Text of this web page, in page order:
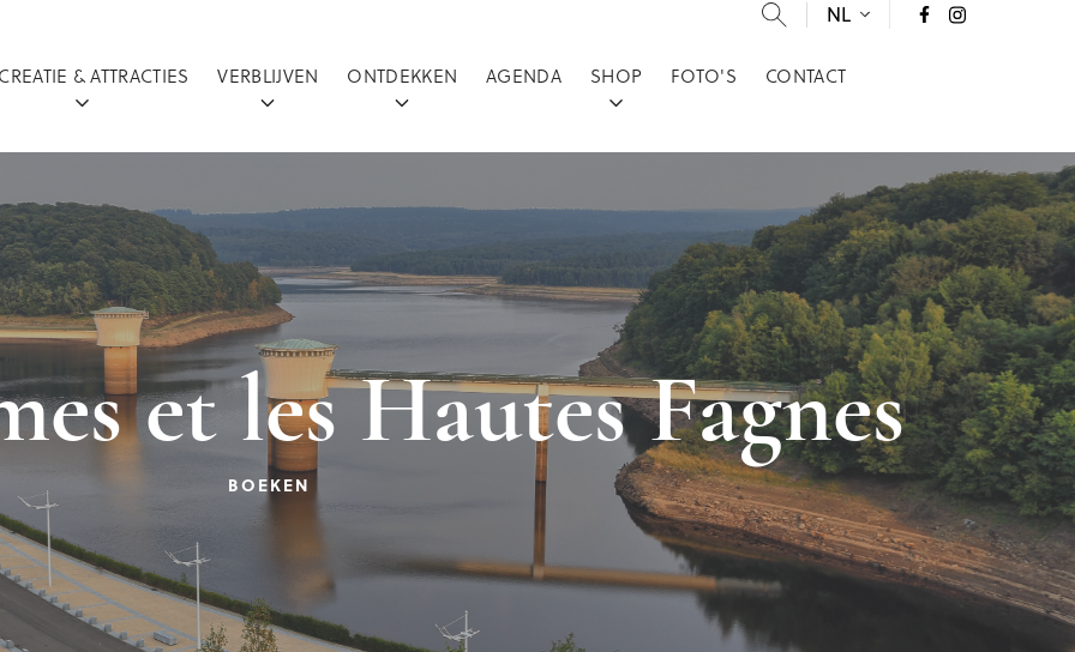
& ATTRACTIES VERBLIJVEN ONTDEKKEN AGENDA SHOP FOTO'S CONTACT
NL
et les Hautes Fagnes
BOEKEN